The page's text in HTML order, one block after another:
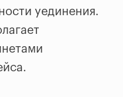
уединения.